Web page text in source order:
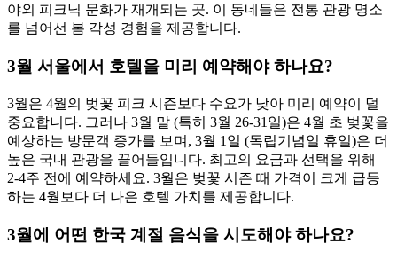
야외 피크닉 문화가 재개되는 곳. 이 동네들은 전통 관광 명소
를 넘어선 봄 각성 경험을 제공합니다.
3월 서울에서 호텔을 미리 예약해야 하나요?
3월은 4월의 벚꽃 피크 시즌보다 수요가 낮아 미리 예약이 덜
중요합니다. 그러나 3월 말 (특히 3월 26-31일)은 4월 초 벚꽃을
예상하는 방문객 증가를 보며, 3월 1일 (독립기념일 휴일)은 더
높은 국내 관광을 끌어들입니다. 최고의 요금과 선택을 위해
2-4주 전에 예약하세요. 3월은 벚꽃 시즌 때 가격이 크게 급등
하는 4월보다 더 나은 호텔 가치를 제공합니다.
3월에 어떤 한국 계절 음식을 시도해야 하나요?